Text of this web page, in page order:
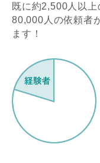
既に約2,500人以
80,000人の依頼者
ます！